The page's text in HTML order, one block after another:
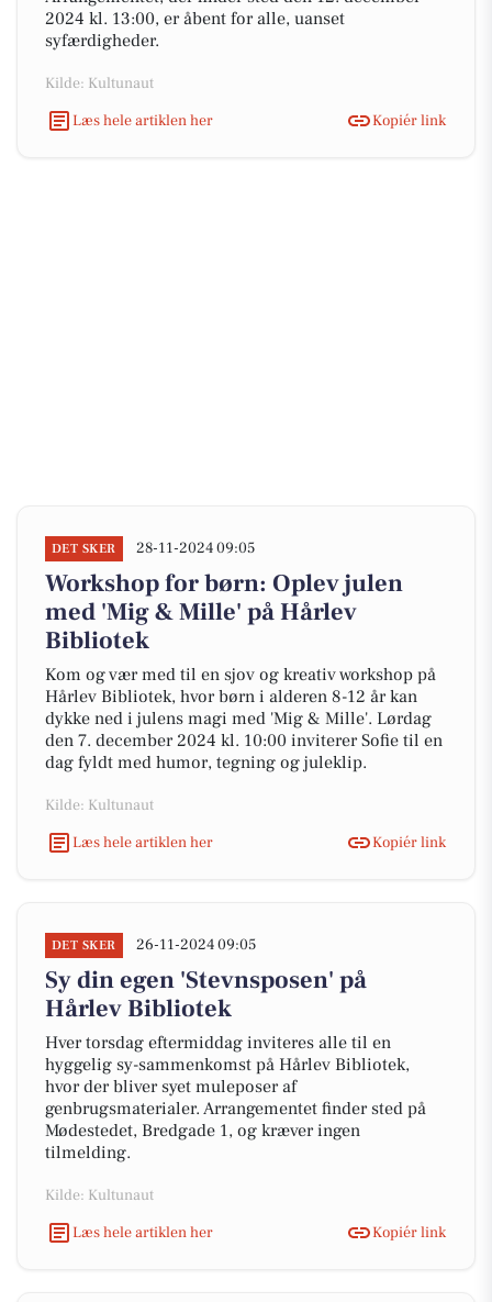
2024 kl. 13:00, er åbent for alle, uanset
syfærdigheder.
Kilde: Kultunaut
Læs hele artiklen her
Kopiér link
DET SKER 28-11-2024 09:05
Workshop for børn: Oplev julen
med 'Mig & Mille' på Hårlev
Bibliotek
Kom og vær med til en sjov og kreativ workshop på
Hårlev Bibliotek, hvor børn i alderen 8-12 år kan
dykke ned i julens magi med 'Mig & Mille'. Lørdag
den 7. december 2024 kl. 10:00 inviterer Sofie til en
dag fyldt med humor, tegning og juleklip.
Kilde: Kultunaut
Læs hele artiklen her
Kopiér link
DET SKER 26-11-2024 09:05
Sy din egen 'Stevnsposen' på
Hårlev Bibliotek
Hver torsdag eftermiddag inviteres alle til en
hyggelig sy-sammenkomst på Hårlev Bibliotek,
hvor der bliver syet muleposer af
genbrugsmaterialer. Arrangementet finder sted på
Mødestedet, Bredgade 1, og kræver ingen
tilmelding.
Kilde: Kultunaut
Læs hele artiklen her
Kopiér link